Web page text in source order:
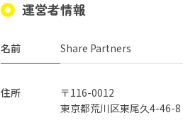
運営者情報
名前 Share Partners
住所
〒116-0012
東京都荒川区東尾久4-46-8